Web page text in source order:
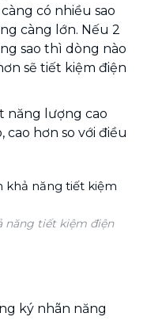
có nhiều sao
càng lớn. Nếu 2
sao thì dòng nào
sẽ tiết kiệm điện
năng lượng cao
cao hơn so với điều
năng tiết kiệm điện
ký nhãn năng